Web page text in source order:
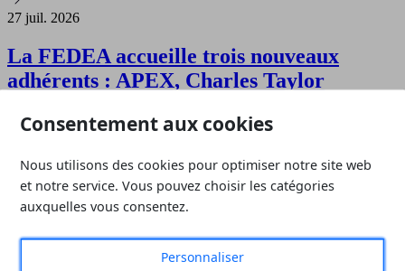
27 juil. 2026
La FEDEA accueille trois nouveaux
adhérents : APEX, Charles Taylor
23 juil. 2026
La FEDEA accueille Synaegis, son 17ᵉ
Consentement aux cookies
Nous utilisons des cookies pour optimiser notre site web
et notre service. Vous pouvez choisir les catégories
auxquelles vous consentez.
Personnaliser